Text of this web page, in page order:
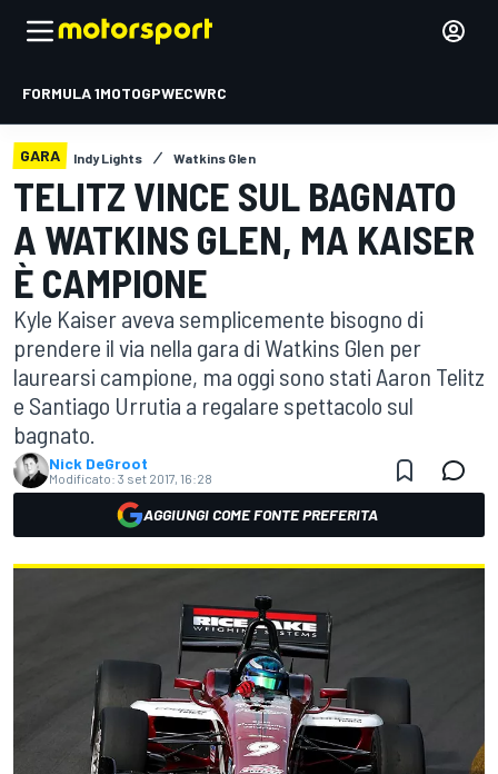
FORMULA 1MOTOGPWECWRC
GARA Indy Lights Watkins Glen
TELITZ VINCE SUL BAGNATO
A WATKINS GLEN, MA KAISER
È CAMPIONE
Kyle Kaiser aveva semplicemente bisogno di
prendere il via nella gara di Watkins Glen per
laurearsi campione, ma oggi sono stati Aaron Telitz
e Santiago Urrutia a regalare spettacolo sul
bagnato.
Nick DeGroot
Modificato: 3 set 2017, 16:28
AGGIUNGI COME FONTE PREFERITA